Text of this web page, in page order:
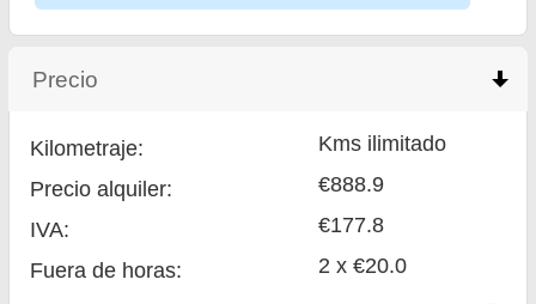
Precio
Kilometraje:
Kms ilimitado
Precio alquiler:
€888.9
IVA:
€177.8
Fuera de horas:
2 x €20.0